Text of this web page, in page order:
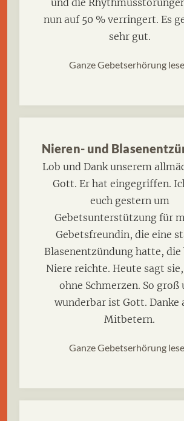
und die
nun auf 50 % verringert. Es
sehr gut.
Ganze Gebetserhörung
Nieren- und
Lob und Dank unserem
Gott. Er hat eingegriffen.
euch gestern um
Gebetsunterstützung für
Gebetsfreundin, die eine
Blasenentzündung hatte, die
Niere reichte. Heute sagt
ohne Schmerzen. So groß
wunderbar ist Gott. Danke
Mitbetern.
Ganze Gebetserhörung